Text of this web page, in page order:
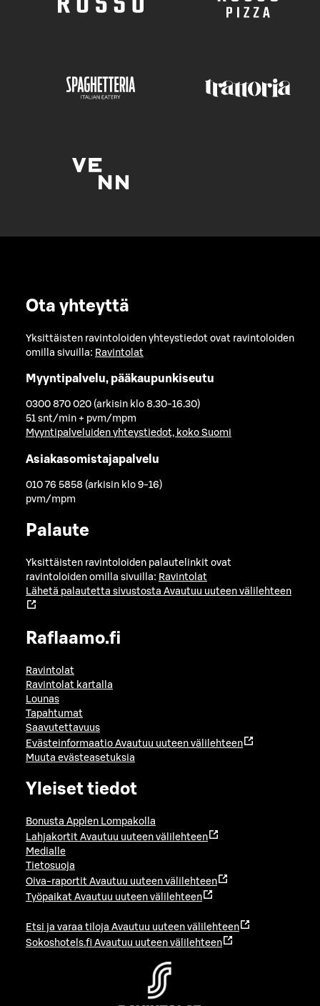
Ota yhteyttä
Yksittäisten ravintoloiden yhteystiedot ovat ravintoloiden
omilla sivuilla: Ravintolat
Myyntipalvelu, pääkaupunkiseutu
0300 870 020 (arkisin klo 8.30-16.30)
51 snt/min + pvm/mpm
Myyntipalveluiden yhteystiedot, koko Suomi
Asiakasomistajapalvelu
010 76 5858 (arkisin klo 9-16)
pvm/mpm
Palaute
Yksittäisten ravintoloiden palautelinkit ovat
ravintoloiden omilla sivuilla: Ravintolat
Lähetä palautetta sivustosta Avautuu uuteen välilehteen
Raflaamo.fi
Ravintolat
Ravintolat kartalla
Lounas
Tapahtumat
Saavutettavuus
Evästeinformaatio Avautuu uuteen välilehteen
Muuta evästeasetuksia
Yleiset tiedot
Bonusta Applen Lompakolla
Lahjakortit Avautuu uuteen välilehteen
Medialle
Tietosuoja
Oiva-raportit Avautuu uuteen välilehteen
Työpaikat Avautuu uuteen välilehteen
Etsi ja varaa tiloja Avautuu uuteen välilehteen
Sokoshotels.fi Avautuu uuteen välilehteen